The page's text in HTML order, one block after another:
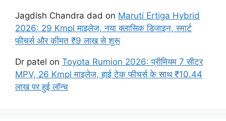
Jagdish Chandra dad on Maruti Ertiga Hybrid
2026: 29 Kmpl माइलेज, नया क्लासिक डिजाइन, स्मार्ट
फीचर्स और कीमत ₹9 लाख से शुरू
Dr patel on Toyota Rumion 2026: प्रीमियम 7 सीटर
MPV, 26 Kmpl माइलेज, हाई टेक फीचर्स के साथ ₹10.44
लाख पर हुई लॉन्च